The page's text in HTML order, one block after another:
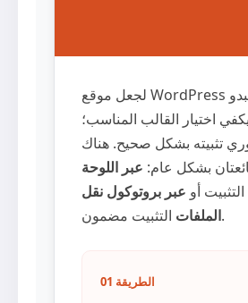
لجعل موقع WordPress الخاص بك يبدو
يكفي اختيار القالب المناسب؛
تثبيته بشكل صحيح. هناك
بشكل عام: عبر اللوحة
أو عبر بروتوكول نقل
الملفاتالتثبيت مضمون.
الطريقة 01